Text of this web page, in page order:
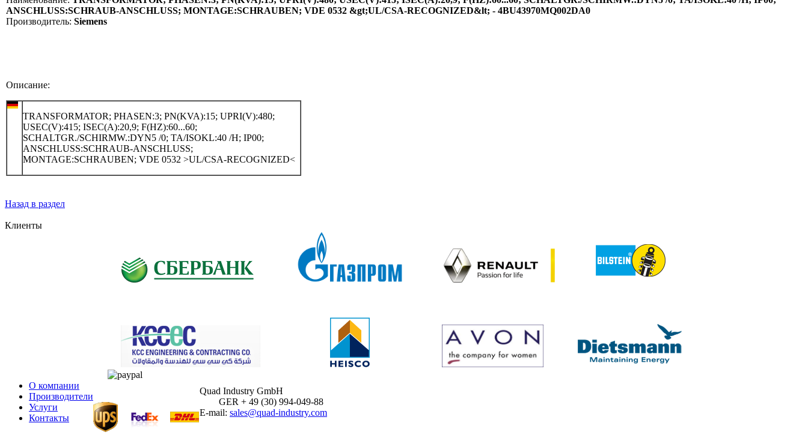
ANSCHLUSS:SCHRAUB-ANSCHLUSS; MONTAGE:SCHRAUBEN; VDE 0532 &gt;UL/CSA-RECOGNIZED&lt; - 4BU43970MQ002DA0
Производитель: Siemens
Описание:
TRANSFORMATOR; PHASEN:3; PN(KVA):15; UPRI(V):480;
USEC(V):415; ISEC(A):20,9; F(HZ):60...60;
SCHALTGR./SCHIRMW.:DYN5 /0; TA/ISOKL:40 /H; IP00;
ANSCHLUSS:SCHRAUB-ANSCHLUSS;
MONTAGE:SCHRAUBEN; VDE 0532 >UL/CSA-RECOGNIZED<
Назад в раздел
Клиенты
О компании
Производители
Услуги
Контакты
Quad Industry GmbH
GER + 49 (30) 994-049-88
E-mail: sales@quad-industry.com